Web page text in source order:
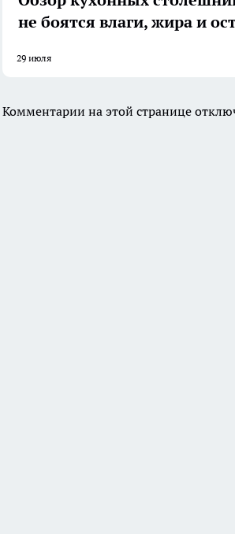
не боятся влаги, жира и
29 июля
Комментарии на этой странице